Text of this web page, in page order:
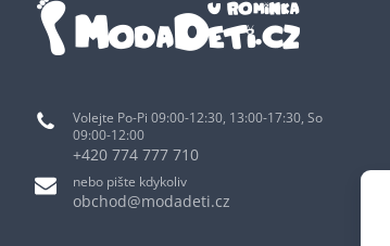
Volejte Po-Pi 09:00-12:30, 13:00-17:30, So
09:00-12:00
+420 774 777 710
nebo pište kdykoliv
obchod@modadeti.cz